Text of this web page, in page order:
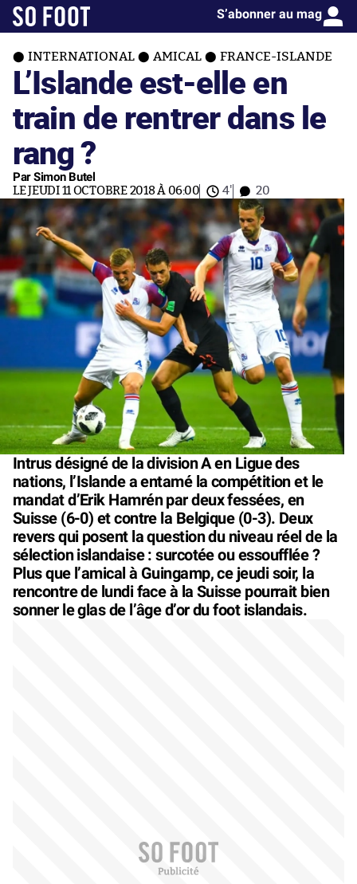
S’abonner au mag
INTERNATIONAL AMICAL FRANCE-ISLANDE
L’Islande est-elle en
train de rentrer dans le
rang ?
Par Simon Butel
LE JEUDI 11 OCTOBRE 2018 À 06:00 4' 20
Intrus désigné de la division A en Ligue des
nations, l’Islande a entamé la compétition et le
mandat d’Erik Hamrén par deux fessées, en
Suisse (6-0) et contre la Belgique (0-3). Deux
revers qui posent la question du niveau réel de la
sélection islandaise : surcotée ou essoufflée ?
Plus que l’amical à Guingamp, ce jeudi soir, la
rencontre de lundi face à la Suisse pourrait bien
sonner le glas de l’âge d’or du foot islandais.